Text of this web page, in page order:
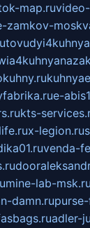
map.ru
zamkov-
e-
kts-
x-legion.ru
venda-
mine-lab-msk.ru
damn.ru
adler-